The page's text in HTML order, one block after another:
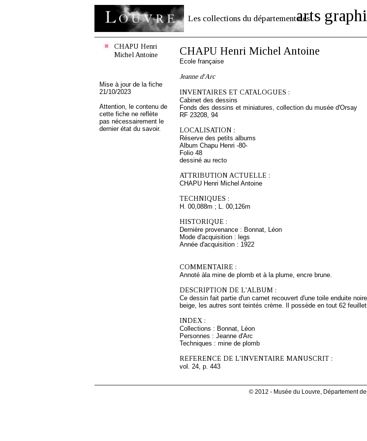
Les collections du département des
arts
CHAPU Henri
Michel Antoine
Mise à jour de la fiche
21/10/2023
Attention, le contenu de
cette fiche ne reflète
pas nécessairement le
dernier état du savoir.
CHAPU Henri Michel Antoine
Ecole française
Jeanne d'Arc
INVENTAIRES ET CATALOGUES :
Cabinet des dessins
Fonds des dessins et miniatures, collection du musée d'Orsay
RF 23208, 94
LOCALISATION :
Réserve des petits albums
Album Chapu Henri -80-
Folio 48
dessiné au recto
ATTRIBUTION ACTUELLE :
CHAPU Henri Michel Antoine
TECHNIQUES :
H. 00,088m ; L. 00,126m
HISTORIQUE :
Dernière provenance : Bonnat, Léon
Mode d'acquisition : legs
Année d'acquisition : 1922
COMMENTAIRE :
Annoté àla mine de plomb et à la plume, encre brune.
DESCRIPTION DE L'ALBUM :
Ce dessin fait partie d'un carnet recouvert d'une toile enduite
beige, les autres sont teintés crème. Il possède en tout 62
INDEX :
Collections : Bonnat, Léon
Personnes : Jeanne d'Arc
Techniques : mine de plomb
REFERENCE DE L'INVENTAIRE MANUSCRIT :
vol. 24, p. 443
© 2012 - Musée du Louvre, Département